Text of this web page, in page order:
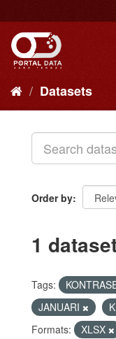
to
content
Datasets
Order by
1
Tags:
JANUARI
Formats:
XLSX